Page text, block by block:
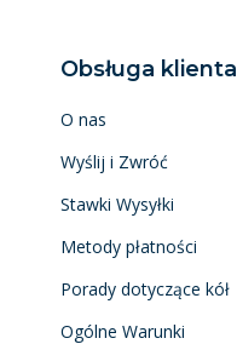
Obsługa klienta
O nas
Wyślij i Zwróć
Stawki Wysyłki
Metody płatności
Porady dotyczące kół
Ogólne Warunki